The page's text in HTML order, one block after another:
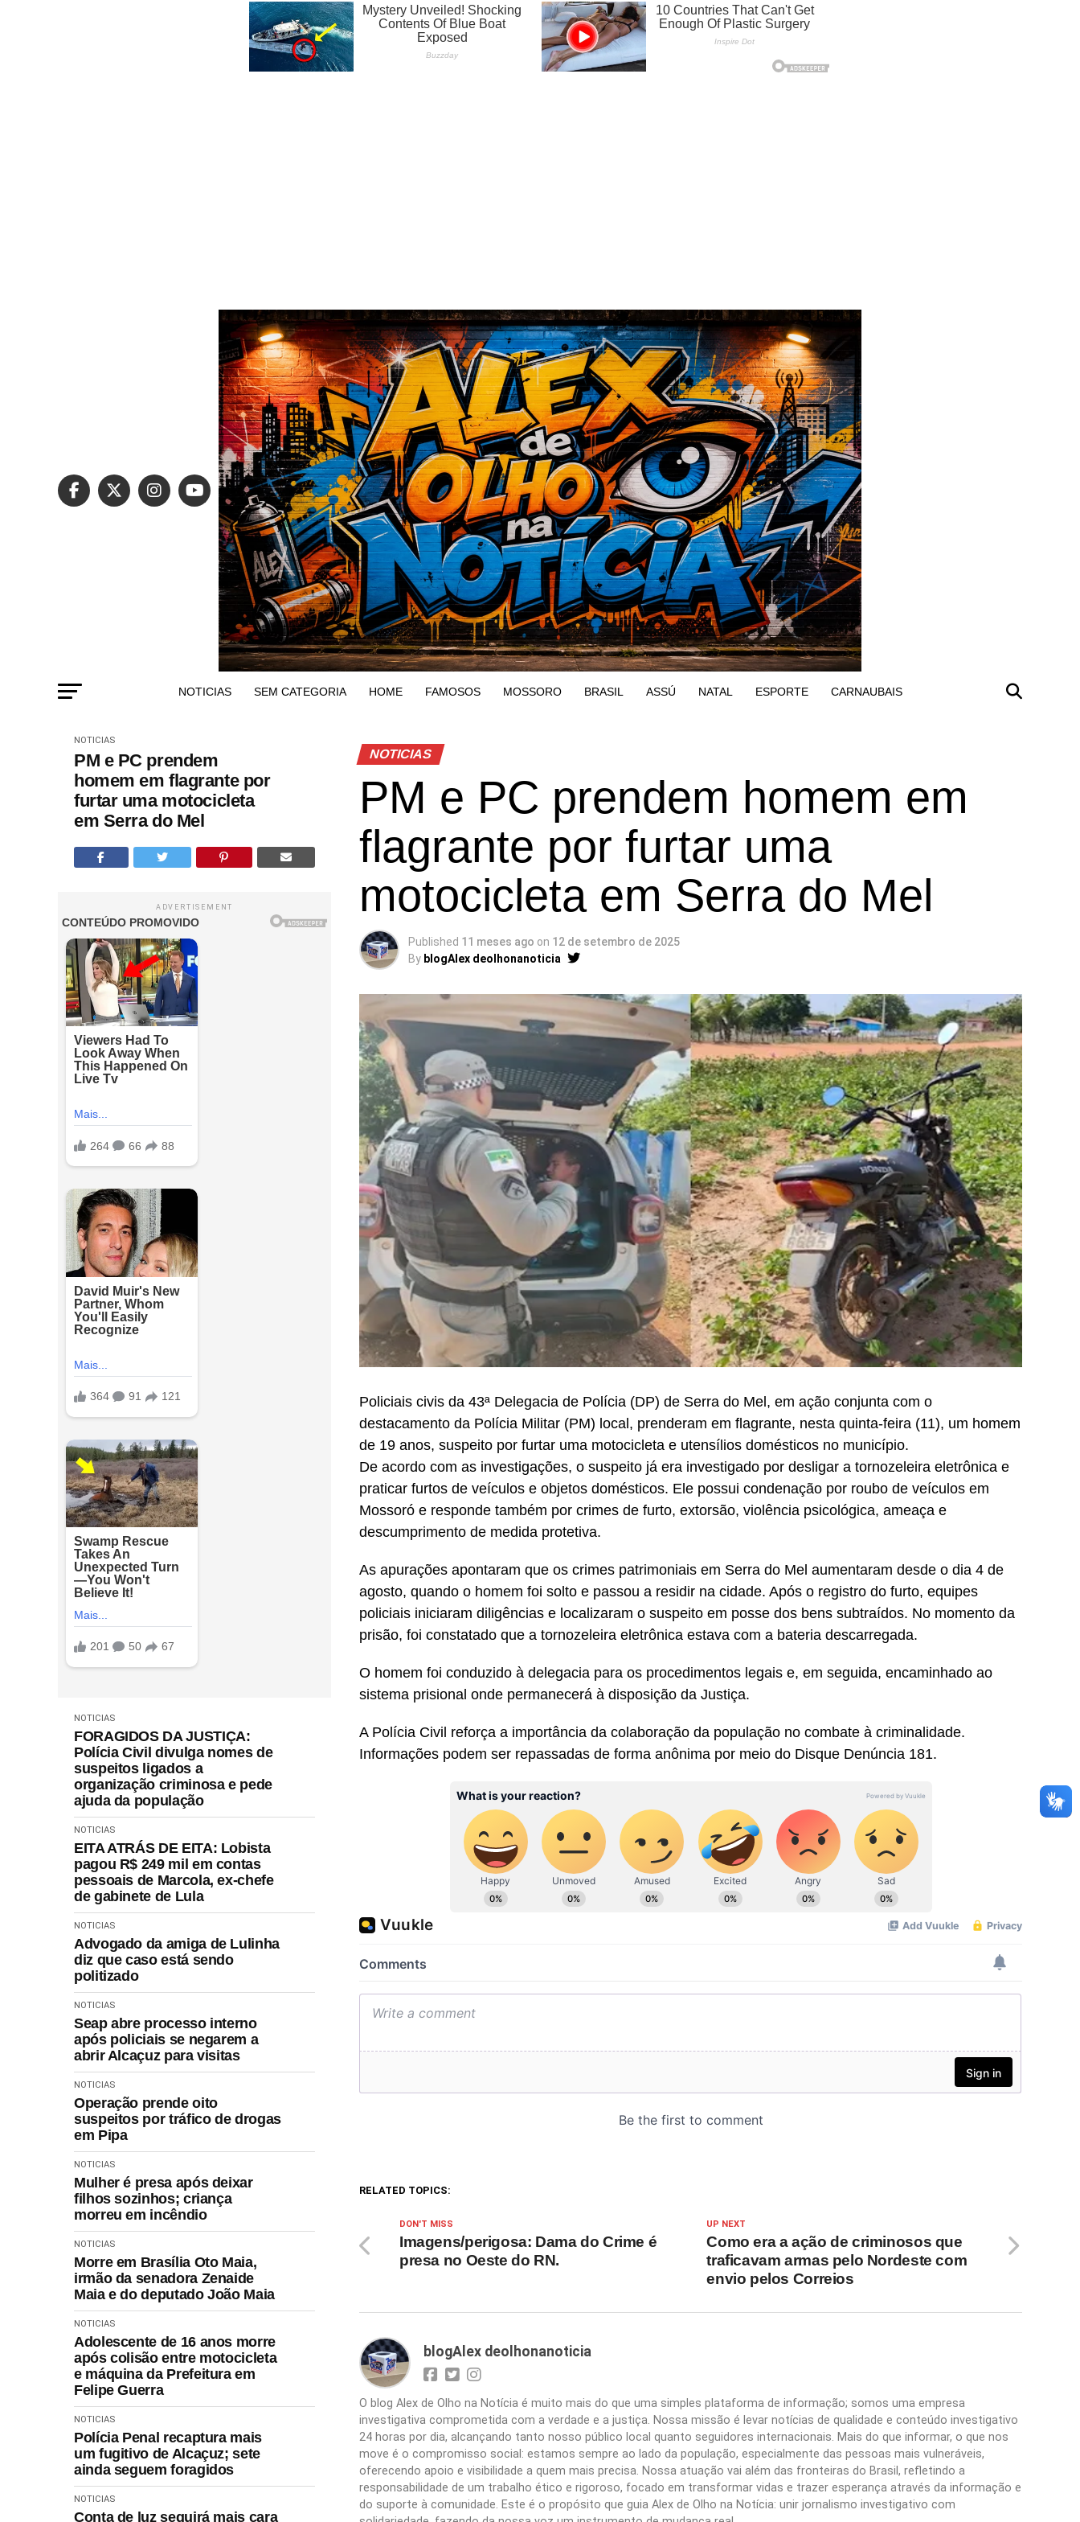
NOTICIAS SEM CATEGORIA HOME FAMOSOS MOSSORO BRASIL ASSÚ NATAL ESPORTE CARNAUBAIS
NOTICIAS
PM e PC prendem
homem em flagrante por
furtar uma motocicleta
em Serra do Mel
ADVERTISEMENT
NOTICIAS
FORAGIDOS DA JUSTIÇA:
Polícia Civil divulga nomes de
suspeitos ligados a
organização criminosa e pede
ajuda da população
NOTICIAS
EITA ATRÁS DE EITA: Lobista
pagou R$ 249 mil em contas
pessoais de Marcola, ex-chefe
de gabinete de Lula
NOTICIAS
Advogado da amiga de Lulinha
diz que caso está sendo
politizado
NOTICIAS
Seap abre processo interno
após policiais se negarem a
abrir Alcaçuz para visitas
NOTICIAS
Operação prende oito
suspeitos por tráfico de drogas
em Pipa
NOTICIAS
Mulher é presa após deixar
filhos sozinhos; criança
morreu em incêndio
NOTICIAS
Morre em Brasília Oto Maia,
irmão da senadora Zenaide
Maia e do deputado João Maia
NOTICIAS
Adolescente de 16 anos morre
após colisão entre motocicleta
e máquina da Prefeitura em
Felipe Guerra
NOTICIAS
Polícia Penal recaptura mais
um fugitivo de Alcaçuz; sete
ainda seguem foragidos
NOTICIAS
Conta de luz seguirá mais cara
NOTICIAS
PM e PC prendem homem em
flagrante por furtar uma
motocicleta em Serra do Mel
Published 11 meses ago on 12 de setembro de 2025
By blogAlex deolhonanoticia
Policiais civis da 43ª Delegacia de Polícia (DP) de Serra do Mel, em ação conjunta com o
destacamento da Polícia Militar (PM) local, prenderam em flagrante, nesta quinta-feira (11), um homem
de 19 anos, suspeito por furtar uma motocicleta e utensílios domésticos no município.
De acordo com as investigações, o suspeito já era investigado por desligar a tornozeleira eletrônica e
praticar furtos de veículos e objetos domésticos. Ele possui condenação por roubo de veículos em
Mossoró e responde também por crimes de furto, extorsão, violência psicológica, ameaça e
descumprimento de medida protetiva.
As apurações apontaram que os crimes patrimoniais em Serra do Mel aumentaram desde o dia 4 de
agosto, quando o homem foi solto e passou a residir na cidade. Após o registro do furto, equipes
policiais iniciaram diligências e localizaram o suspeito em posse dos bens subtraídos. No momento da
prisão, foi constatado que a tornozeleira eletrônica estava com a bateria descarregada.
O homem foi conduzido à delegacia para os procedimentos legais e, em seguida, encaminhado ao
sistema prisional onde permanecerá à disposição da Justiça.
A Polícia Civil reforça a importância da colaboração da população no combate à criminalidade.
Informações podem ser repassadas de forma anônima por meio do Disque Denúncia 181.
RELATED TOPICS:
UP NEXT
Como era a ação de criminosos que
traficavam armas pelo Nordeste com
envio pelos Correios
DON'T MISS
Imagens/perigosa: Dama do Crime é
presa no Oeste do RN.
blogAlex deolhonanoticia
O blog Alex de Olho na Notícia é muito mais do que uma simples plataforma de informação; somos uma empresa
investigativa comprometida com a verdade e a justiça. Nossa missão é levar notícias de qualidade e conteúdo investigativo
24 horas por dia, alcançando tanto nosso público local quanto seguidores internacionais. Mais do que informar, o que nos
move é o compromisso social: estamos sempre ao lado da população, especialmente das pessoas mais vulneráveis,
oferecendo apoio e visibilidade a quem mais precisa. Nossa atuação vai além das fronteiras do Brasil, refletindo a
responsabilidade de um trabalho ético e rigoroso, focado em transformar vidas e trazer esperança através da informação e
do suporte à comunidade. Este é o propósito que guia Alex de Olho na Notícia: unir jornalismo investigativo com